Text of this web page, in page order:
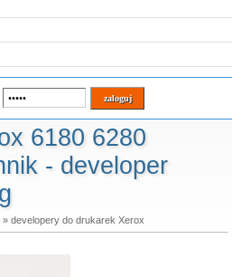
6180 6280
- developer
» developery do drukarek Xerox